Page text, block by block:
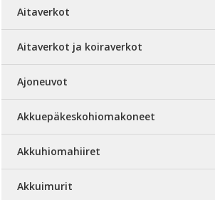
Aitaverkot
Aitaverkot ja koiraverkot
Ajoneuvot
Akkuepäkeskohiomakoneet
Akkuhiomahiiret
Akkuimurit